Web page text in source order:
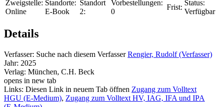
Zweigstelle:
Online
Standorte:
E-Book
Standort
2:
Vorbestellungen:
0
Frist:
Status:
Verfügbar
Details
Verfasser: Suche nach diesem Verfasser Rengier, Rudolf (Verfasser)
Jahr: 2025
Verlag: München, C.H. Beck
opens in new tab
Links: Diesen Link in neuem Tab öffnen Zugang zum Volltext
HGU (E-Medium), Zugang zum Volltext HV, IAG, IFA und IPA